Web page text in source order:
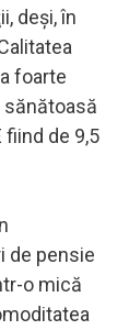
deşi, în
foarte
sănătoasă
fiind de 9,5
de pensie
o mică